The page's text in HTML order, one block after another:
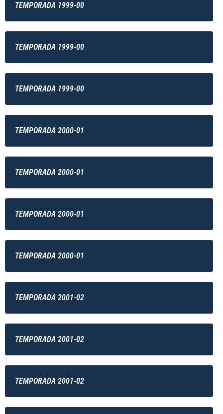
TEMPORADA 1999-00
TEMPORADA 1999-00
TEMPORADA 1999-00
TEMPORADA 2000-01
TEMPORADA 2000-01
TEMPORADA 2000-01
TEMPORADA 2000-01
TEMPORADA 2001-02
TEMPORADA 2001-02
TEMPORADA 2001-02